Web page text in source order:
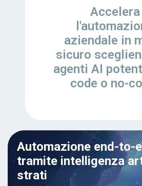
Accelera
aziendale in
sicuro
agenti AI
code o no-
Automazione end-to-
tramite intelligenza
strati